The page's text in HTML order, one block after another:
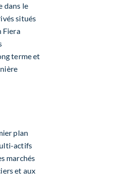
dans le
situés
Fiera
terme et
plan
actifs
marchés
et aux